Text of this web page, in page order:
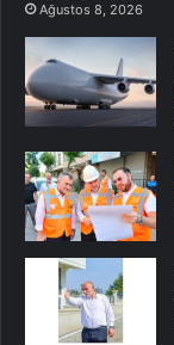
Ağustos 8, 2026